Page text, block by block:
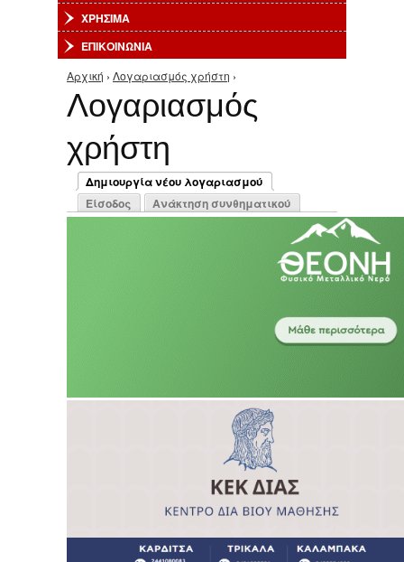
ΧΡΗΣΙΜΑ
ΕΠΙΚΟΙΝΩΝΙΑ
Είστε εδώ
Αρχική › Λογαριασμός χρήστη ›
Λογαριασμός
χρήστη
Πρωτεύουσες καρτέλες
Δημιουργία νέου λογαριασμού
(ενεργή καρτέλα)
Είσοδος Ανάκτηση συνθηματικού